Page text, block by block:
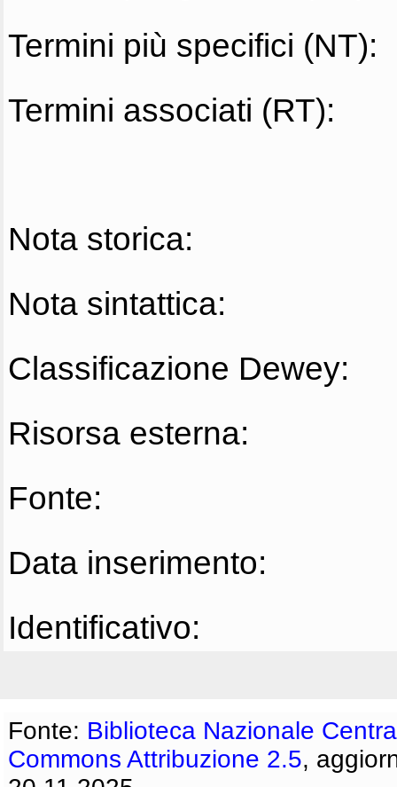
Termini più specifici (NT):
Termini associati (RT):
Nota storica:
Nota sintattica:
Classificazione Dewey:
Risorsa esterna:
Fonte:
Data inserimento:
Identificativo:
Fonte: Biblioteca Nazionale
Commons Attribuzione 2.5,